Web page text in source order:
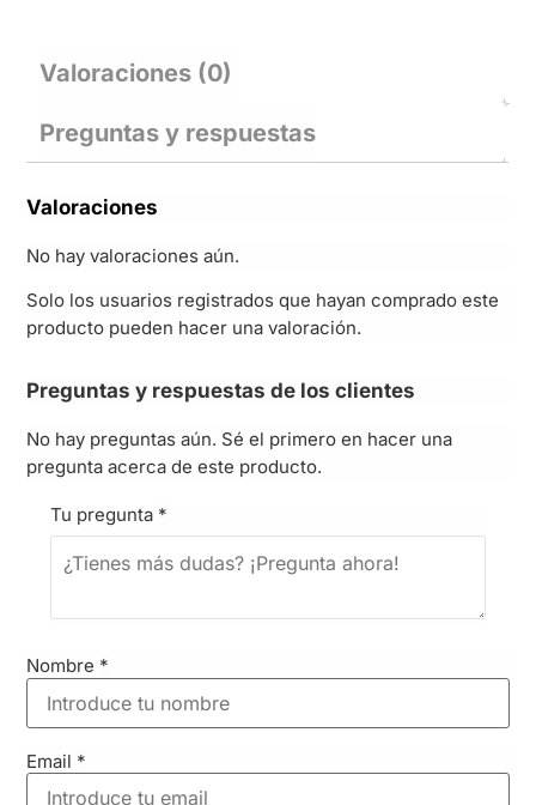
Valoraciones (0)
Preguntas y respuestas
Valoraciones
No hay valoraciones aún.
Solo los usuarios registrados que hayan comprado este
producto pueden hacer una valoración.
Preguntas y respuestas de los clientes
No hay preguntas aún. Sé el primero en hacer una
pregunta acerca de este producto.
Tu pregunta *
Nombre *
Email *